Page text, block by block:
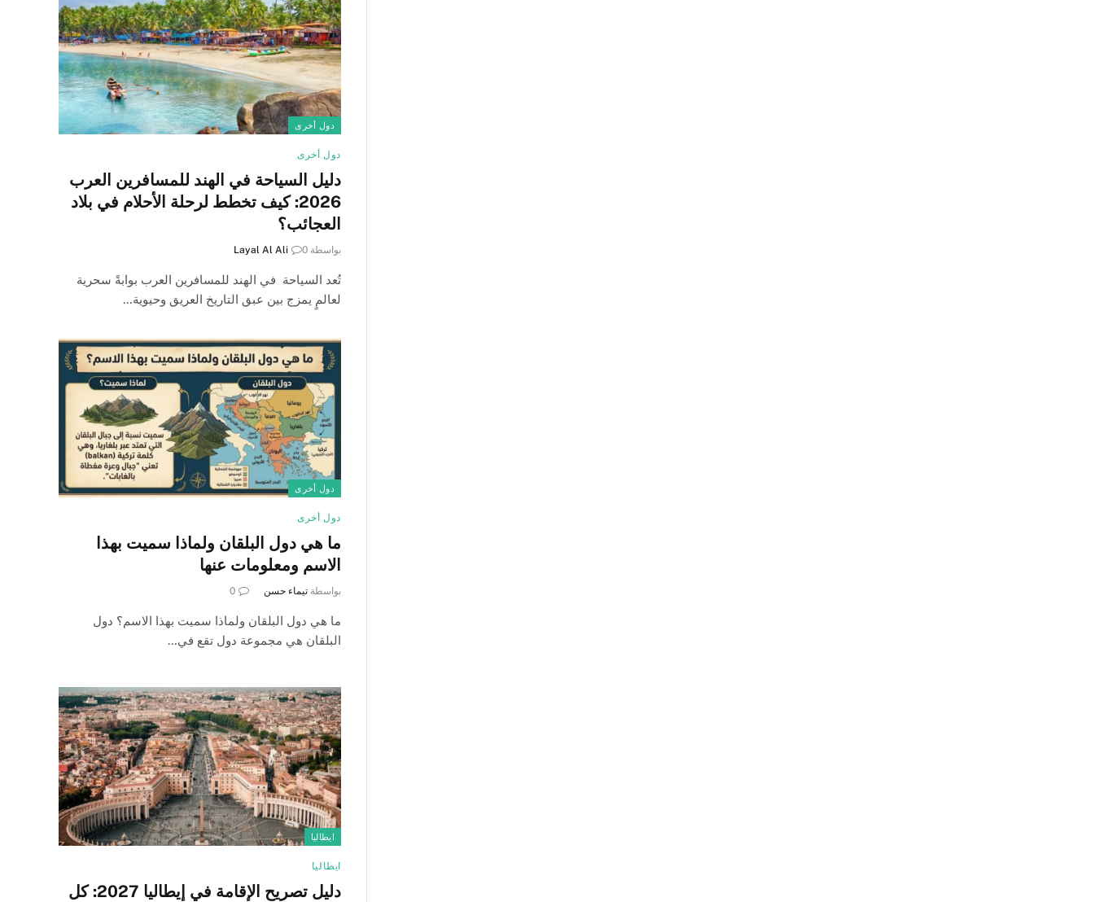
دول أخرى
دول أخرى
دليل السياحة في الهند للمسافرين العرب
2026: كيف تخطط لرحلة الأحلام في بلاد
العجائب؟
بواسطة Layal Al Ali 0
تُعد السياحة في الهند للمسافرين العرب بوابةً سحرية
لعالمٍ يمزج بين عبق التاريخ العريق وحيوية…
دول أخرى
دول أخرى
ما هي دول البلقان ولماذا سميت بهذا
الاسم ومعلومات عنها
بواسطة تيماء حسن 0
ما هي دول البلقان ولماذا سميت بهذا الاسم؟ دول
البلقان هي مجموعة دول تقع في…
ايطاليا
ايطاليا
دليل تصريح الإقامة في إيطاليا 2027: كل